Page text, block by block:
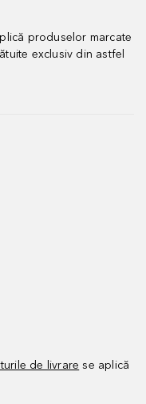
produselor marcate
exclusiv din astfel
de livrare se aplică